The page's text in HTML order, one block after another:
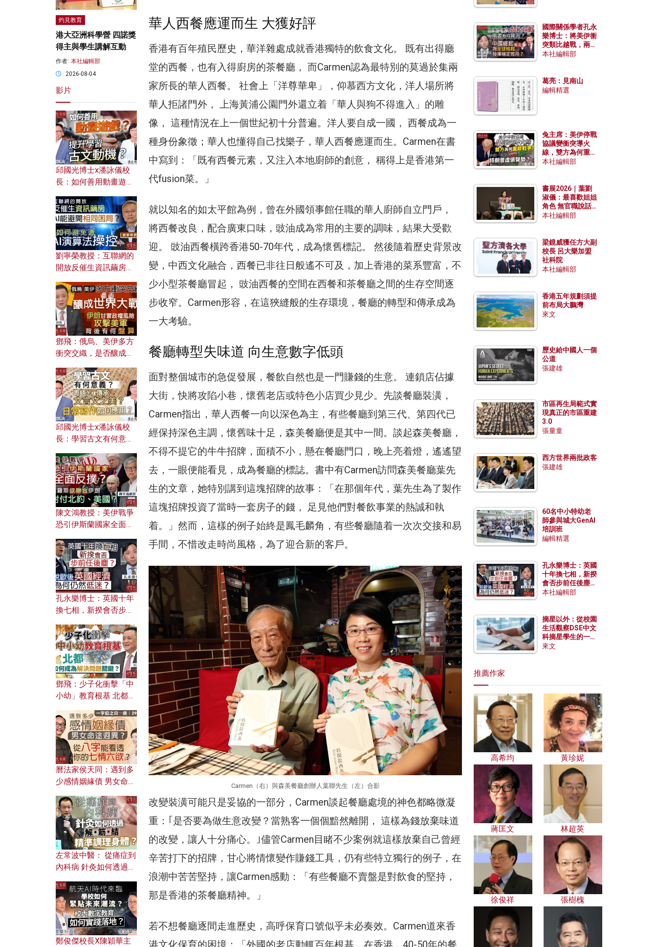
華人西餐應運而生 大獲好評
香港有百年殖民歷史，華洋雜處成就香港獨特的飲食文化。 既有出得廳
堂的西餐，也有入得廚房的茶餐廳， 而Carmen認為最特別的莫過於集兩
家所長的華人西餐。 社會上「洋尊華卑」，仰慕西方文化，洋人場所將
華人拒諸門外， 上海黃浦公園門外還立着「華人與狗不得進入」的雕
像， 這種情況在上一個世紀初十分普遍。洋人要自成一國， 西餐成為一
種身份象徵；華人也懂得自己找樂子，華人西餐應運而生。Carmen在書
中寫到：「既有西餐元素，又注入本地廚師的創意， 稱得上是香港第一
代fusion菜。」
就以知名的如太平館為例，曾在外國領事館任職的華人廚師自立門戶，
將西餐改良，配合廣東口味，豉油成為常用的主要的調味，結果大受歡
迎。 豉油西餐橫跨香港50-70年代，成為懷舊標記。 然後隨着歷史背景改
變，中西文化融合，西餐已非往日般遙不可及，加上香港的菜系豐富，不
少小型茶餐廳冒起， 豉油西餐的空間在西餐和茶餐廳之間的生存空間逐
步收窄。Carmen形容，在這狹縫般的生存環境，餐廳的轉型和傳承成為
一大考驗。
餐廳轉型失味道 向生意數字低頭
面對整個城市的急促發展，餐飲自然也是一門賺錢的生意。 連鎖店佔據
大街，快將攻陷小巷，懷舊老店或特色小店買少見少。先談餐廳裝潢，
Carmen指出，華人西餐一向以深色為主，有些餐廳到第三代、第四代已
經保持深色主調，懷舊味十足，森美餐廳便是其中一間。談起森美餐廳，
不得不提它的牛牛招牌，面積不小，懸在餐廳門口，晚上亮着燈，遙遙望
去，一眼便能看見，成為餐廳的標誌。書中有Carmen訪問森美餐廳葉先
生的文章，她特別講到這塊招牌的故事：「在那個年代，葉先生為了製作
這塊招牌投資了當時一套房子的錢， 足見他們對餐飲事業的熱誠和執
着。」然而，這樣的例子始終是鳳毛麟角，有些餐廳隨着一次次交接和易
手間，不惜改走時尚風格，為了迎合新的客戶。
Carmen（右）與森美餐廳創辦人葉聯先生（左）合影
改變裝潢可能只是妥協的一部分，Carmen談起餐廳處境的神色都略微凝
重：｢是否要為做生意改變？當熟客一個個黯然離開， 這樣為錢放棄味道
的改變，讓人十分痛心。｣儘管Carmen目睹不少案例就這樣放棄自己曾經
辛苦打下的招牌，甘心將情懷變作賺錢工具，仍有些特立獨行的例子，在
浪潮中苦苦堅持，讓Carmen感動：「有些餐廳不賣盤是對飲食的堅持，
那是香港的茶餐廳精神。」
若不想餐廳逐間走進歷史，高呼保育口號似乎未必奏效。Carmen道來香
港文化保育的困境：「外國的老店動輒百年根基，在香港，40-50年的餐
灼見教育
港大亞洲科學營 四諾獎
得主與學生講解互動
作者: 本社編輯部
2026-08-04
影片
邱國光博士x潘詠儀校
長：如何善用動畫遊戲
劉寧榮教授：互聯網的
開放反催生資訊繭房，
何避免遭AI演算法操
控？
鄧飛：俄烏、美伊多方
衝突交織，是否釀成世
風險攻擊美軍，背後有
何盤算？
邱國光博士x潘詠儀校
長：學習古文有何意
文之美？ 日常寫作如何
應用？
陳文鴻教授：美伊戰爭
恐引伊斯蘭國家全面反
對付北約美國？
孔永樂博士：英國十年
換七相，新揆會否步前
濟為何仍然低迷？
鄧飛：少子化衝擊「中
小幼」教育根基 北都如
曆法家侯天同：遇到多
少感情姻緣債 男女命途
的七情六欲？
左常波中醫： 從痛症到
內科病 針灸如何透過解
鄭俊傑校長X陳穎華主
國際關係學者孔永
樂博士：將美伊衝
突類比越戰，兩者
有何異同？中國崛
本社編輯部
葛亮：見南山
編輯精選
兔主席：美伊停戰
協議變衝突導火
線，雙方為何重啟
戰爭？伊朗一早洞
本社編輯部
書展2026｜葉劉
淑儀：最喜歡姐姐
角色 無官職說話
包袱少
本社編輯部
梁鏡威獲任方大副
校長 呂大樂加盟
社科院
本社編輯部
香港五年規劃須提
前布局大鵬灣
來文
歷史給中國人一個
公道
張建雄
市區再生局範式實
現真正的市區重建
3.0
張量童
西方世界兩批政客
張建雄
60名中小特幼老
師參與城大GenAI
培訓班
編輯精選
孔永樂博士：英國
十年換七相，新揆
會否步前任後塵？
脫歐後英國經濟為
本社編輯部
摘星以外：從校園
生活觀察DSE中文
科摘星學生的一點
特質
來文
推薦作家
高希均 黃珍妮
蔣匡文 林超英
徐俊祥 張樹槐